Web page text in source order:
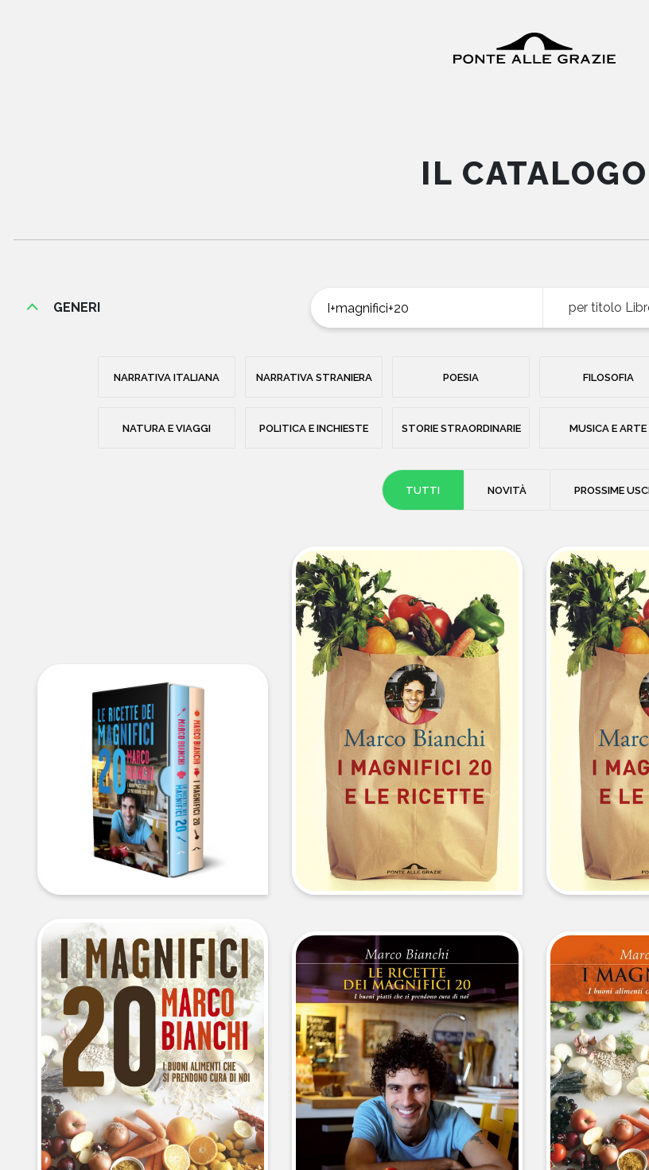
IL CATALOGO
per titolo
GENERI
NARRATIVA ITALIANA NARRATIVA STRANIERA POESIA FILOSOFIA
NATURA E VIAGGI POLITICA E INCHIESTE STORIE STRAORDINARIE MUSICA E ARTE
TUTTI NOVITÀ PROSSIME